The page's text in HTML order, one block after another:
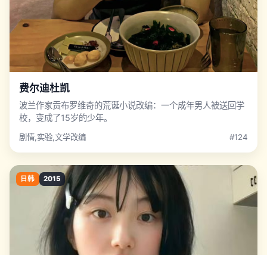
费尔迪杜凯
波兰作家贡布罗维奇的荒诞小说改编：一个成年男人被送回学
校，变成了15岁的少年。
剧情,实验,文学改编 #124
日韩 2015